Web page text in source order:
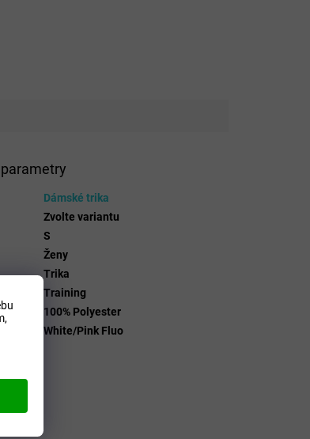
Dámské trika
Zvolte variantu
S
Ženy
Trika
Training
100% Polyester
White/Pink Fluo